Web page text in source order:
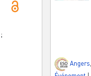
;
Angers